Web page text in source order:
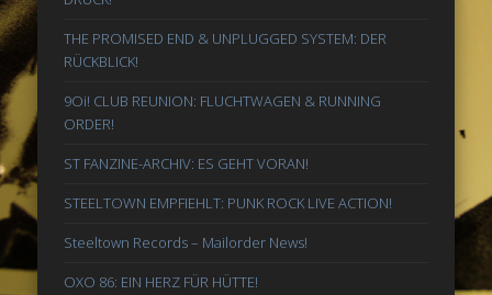
THE PROMISED END & UNPLUGGED SYSTEM: DER
RÜCKBLICK!
9Oi! CLUB REUNION: FLUCHTWAGEN & RUNNING
ORDER!
ST FANZINE-ARCHIV: ES GEHT VORAN!
STEELTOWN EMPFIEHLT: PUNK ROCK LIVE ACTION!
Steeltown Records – Mailorder News!
OXO 86: EIN HERZ FÜR HÜTTE!